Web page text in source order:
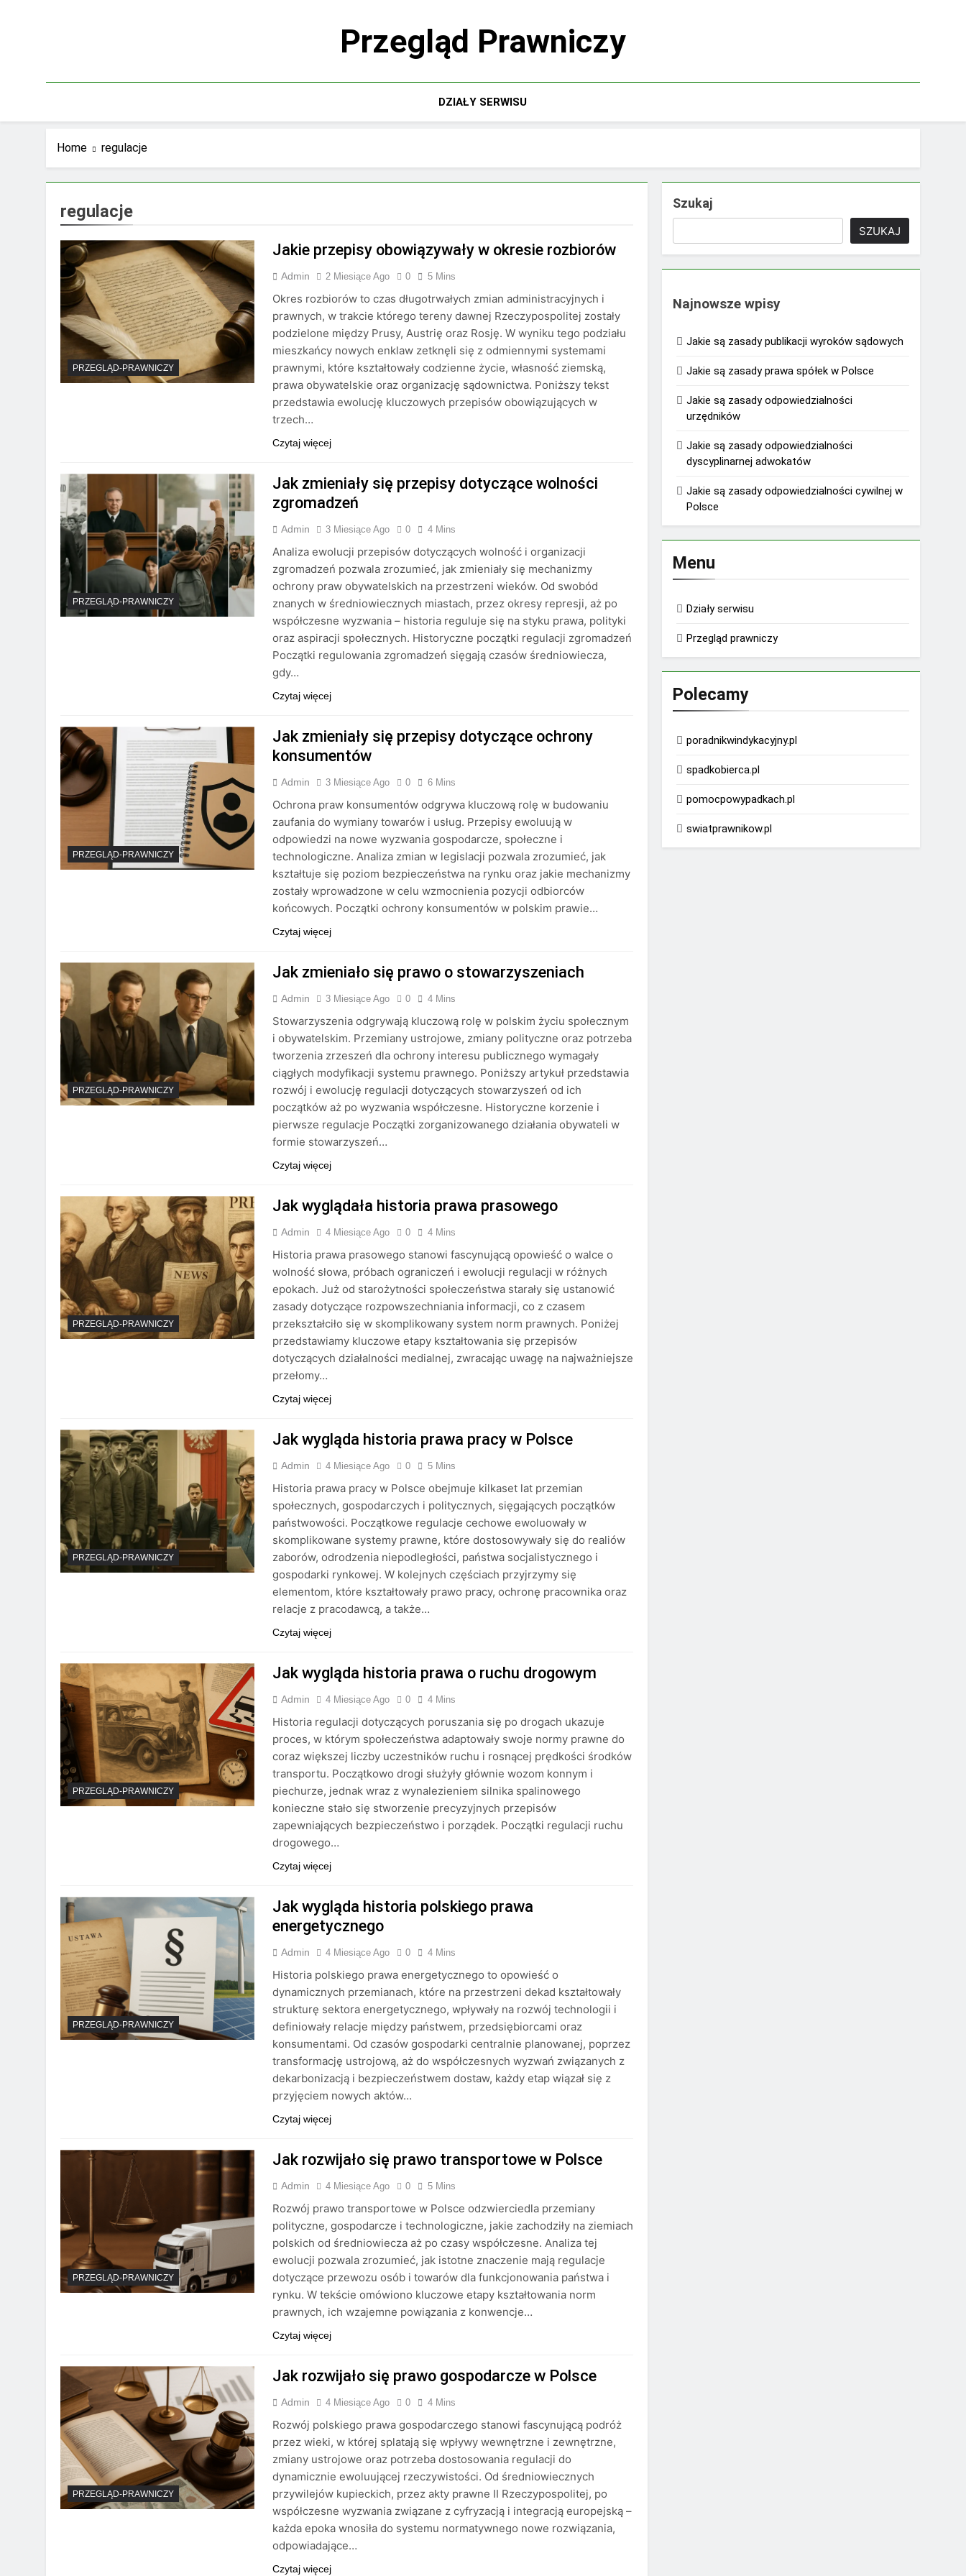
Przegląd Prawniczy
DZIAŁY SERWISU
Home regulacje
regulacje
PRZEGLĄD-PRAWNICZY
Jakie przepisy obowiązywały w okresie rozbiorów
Admin 2 Miesiące Ago 0 5 Mins
Okres rozbiorów to czas długotrwałych zmian administracyjnych i
prawnych, w trakcie którego tereny dawnej Rzeczypospolitej zostały
podzielone między Prusy, Austrię oraz Rosję. W wyniku tego podziału
mieszkańcy nowych enklaw zetknęli się z odmiennymi systemami
prawnymi, które kształtowały codzienne życie, własność ziemską,
prawa obywatelskie oraz organizację sądownictwa. Poniższy tekst
przedstawia ewolucję kluczowych przepisów obowiązujących w
trzech…
Czytaj więcej
PRZEGLĄD-PRAWNICZY
Jak zmieniały się przepisy dotyczące wolności
zgromadzeń
Admin 3 Miesiące Ago 0 4 Mins
Analiza ewolucji przepisów dotyczących wolność i organizacji
zgromadzeń pozwala zrozumieć, jak zmieniały się mechanizmy
ochrony praw obywatelskich na przestrzeni wieków. Od swobód
znanych w średniowiecznych miastach, przez okresy represji, aż po
współczesne wyzwania – historia reguluje się na styku prawa, polityki
oraz aspiracji społecznych. Historyczne początki regulacji zgromadzeń
Początki regulowania zgromadzeń sięgają czasów średniowiecza,
gdy…
Czytaj więcej
PRZEGLĄD-PRAWNICZY
Jak zmieniały się przepisy dotyczące ochrony
konsumentów
Admin 3 Miesiące Ago 0 6 Mins
Ochrona praw konsumentów odgrywa kluczową rolę w budowaniu
zaufania do wymiany towarów i usług. Przepisy ewoluują w
odpowiedzi na nowe wyzwania gospodarcze, społeczne i
technologiczne. Analiza zmian w legislacji pozwala zrozumieć, jak
kształtuje się poziom bezpieczeństwa na rynku oraz jakie mechanizmy
zostały wprowadzone w celu wzmocnienia pozycji odbiorców
końcowych. Początki ochrony konsumentów w polskim prawie…
Czytaj więcej
PRZEGLĄD-PRAWNICZY
Jak zmieniało się prawo o stowarzyszeniach
Admin 3 Miesiące Ago 0 4 Mins
Stowarzyszenia odgrywają kluczową rolę w polskim życiu społecznym
i obywatelskim. Przemiany ustrojowe, zmiany polityczne oraz potrzeba
tworzenia zrzeszeń dla ochrony interesu publicznego wymagały
ciągłych modyfikacji systemu prawnego. Poniższy artykuł przedstawia
rozwój i ewolucję regulacji dotyczących stowarzyszeń od ich
początków aż po wyzwania współczesne. Historyczne korzenie i
pierwsze regulacje Początki zorganizowanego działania obywateli w
formie stowarzyszeń…
Czytaj więcej
PRZEGLĄD-PRAWNICZY
Jak wyglądała historia prawa prasowego
Admin 4 Miesiące Ago 0 4 Mins
Historia prawa prasowego stanowi fascynującą opowieść o walce o
wolność słowa, próbach ograniczeń i ewolucji regulacji w różnych
epokach. Już od starożytności społeczeństwa starały się ustanowić
zasady dotyczące rozpowszechniania informacji, co z czasem
przekształciło się w skomplikowany system norm prawnych. Poniżej
przedstawiamy kluczowe etapy kształtowania się przepisów
dotyczących działalności medialnej, zwracając uwagę na najważniejsze
przełomy…
Czytaj więcej
PRZEGLĄD-PRAWNICZY
Jak wygląda historia prawa pracy w Polsce
Admin 4 Miesiące Ago 0 5 Mins
Historia prawa pracy w Polsce obejmuje kilkaset lat przemian
społecznych, gospodarczych i politycznych, sięgających początków
państwowości. Początkowe regulacje cechowe ewoluowały w
skomplikowane systemy prawne, które dostosowywały się do realiów
zaborów, odrodzenia niepodległości, państwa socjalistycznego i
gospodarki rynkowej. W kolejnych częściach przyjrzymy się
elementom, które kształtowały prawo pracy, ochronę pracownika oraz
relacje z pracodawcą, a także…
Czytaj więcej
PRZEGLĄD-PRAWNICZY
Jak wygląda historia prawa o ruchu drogowym
Admin 4 Miesiące Ago 0 4 Mins
Historia regulacji dotyczących poruszania się po drogach ukazuje
proces, w którym społeczeństwa adaptowały swoje normy prawne do
coraz większej liczby uczestników ruchu i rosnącej prędkości środków
transportu. Początkowo drogi służyły głównie wozom konnym i
piechurze, jednak wraz z wynalezieniem silnika spalinowego
konieczne stało się stworzenie precyzyjnych przepisów
zapewniających bezpieczeństwo i porządek. Początki regulacji ruchu
drogowego…
Czytaj więcej
PRZEGLĄD-PRAWNICZY
Jak wygląda historia polskiego prawa
energetycznego
Admin 4 Miesiące Ago 0 4 Mins
Historia polskiego prawa energetycznego to opowieść o
dynamicznych przemianach, które na przestrzeni dekad kształtowały
strukturę sektora energetycznego, wpływały na rozwój technologii i
definiowały relacje między państwem, przedsiębiorcami oraz
konsumentami. Od czasów gospodarki centralnie planowanej, poprzez
transformację ustrojową, aż do współczesnych wyzwań związanych z
dekarbonizacją i bezpieczeństwem dostaw, każdy etap wiązał się z
przyjęciem nowych aktów…
Czytaj więcej
PRZEGLĄD-PRAWNICZY
Jak rozwijało się prawo transportowe w Polsce
Admin 4 Miesiące Ago 0 5 Mins
Rozwój prawo transportowe w Polsce odzwierciedla przemiany
polityczne, gospodarcze i technologiczne, jakie zachodziły na ziemiach
polskich od średniowiecza aż po czasy współczesne. Analiza tej
ewolucji pozwala zrozumieć, jak istotne znaczenie mają regulacje
dotyczące przewozu osób i towarów dla funkcjonowania państwa i
rynku. W tekście omówiono kluczowe etapy kształtowania norm
prawnych, ich wzajemne powiązania z konwencje…
Czytaj więcej
PRZEGLĄD-PRAWNICZY
Jak rozwijało się prawo gospodarcze w Polsce
Admin 4 Miesiące Ago 0 4 Mins
Rozwój polskiego prawa gospodarczego stanowi fascynującą podróż
przez wieki, w której splatają się wpływy wewnętrzne i zewnętrzne,
zmiany ustrojowe oraz potrzeba dostosowania regulacji do
dynamicznie ewoluującej rzeczywistości. Od średniowiecznych
przywilejów kupieckich, przez akty prawne II Rzeczypospolitej, po
współczesne wyzwania związane z cyfryzacją i integracją europejską –
każda epoka wnosiła do systemu normatywnego nowe rozwiązania,
odpowiadające…
Czytaj więcej
Szukaj
SZUKAJ
Najnowsze wpisy
Jakie są zasady publikacji wyroków sądowych
Jakie są zasady prawa spółek w Polsce
Jakie są zasady odpowiedzialności
urzędników
Jakie są zasady odpowiedzialności
dyscyplinarnej adwokatów
Jakie są zasady odpowiedzialności cywilnej w
Polsce
Menu
Działy serwisu
Przegląd prawniczy
Polecamy
poradnikwindykacyjny.pl
spadkobierca.pl
pomocpowypadkach.pl
swiatprawnikow.pl